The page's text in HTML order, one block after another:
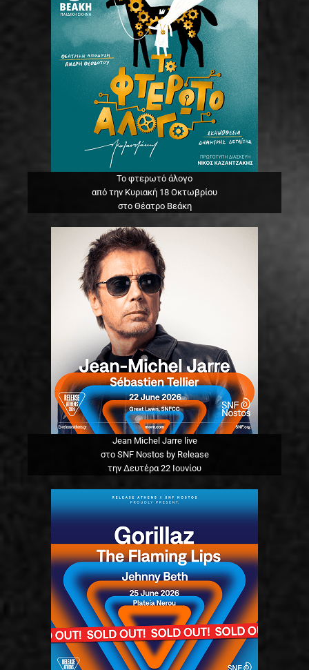
Το φτερωτό άλογο
από την Κυριακή 18 Οκτωβρίου
στο Θέατρο Βεάκη
Jean Michel Jarre live
στο SNF Nostos by Release
την Δευτέρα 22 Ιουνίου